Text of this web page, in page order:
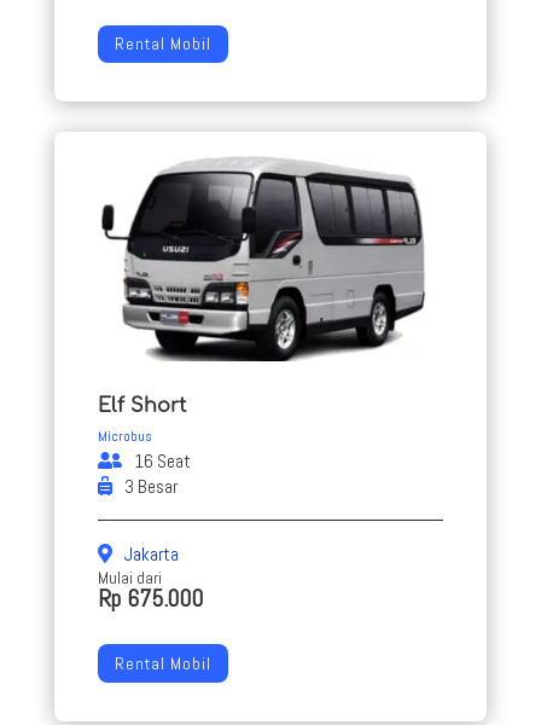
Rental Mobil
Elf Short
Microbus
16 Seat
3 Besar
Jakarta
Mulai dari
Rp 675.000
Rental Mobil